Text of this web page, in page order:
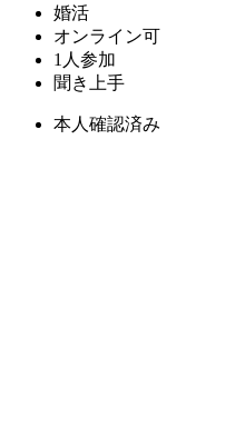
婚活
オンライン可
1人参加
聞き上手
本人確認済み